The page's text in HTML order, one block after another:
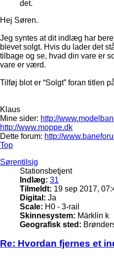
det.
Hej Søren.
Jeg syntes at dit indlæg har
blevet solgt. Hvis du lader det
tilbage og se, hvad din vare er
vare er værd.
Tilføj blot er “Solgt” foran titlen
Klaus
Mine sider: http://
http://www.moppe.dk
Dette forum: http://
Top
Sørentilsig
Stationsbetjent
Indlæg: 31
Tilmeldt: 19 sep 2017,
Digital: Ja
Scale: H0 - 3-rail
Skinnesystem: Märklin k
Geografisk sted:
Re: Hvordan fjernes et